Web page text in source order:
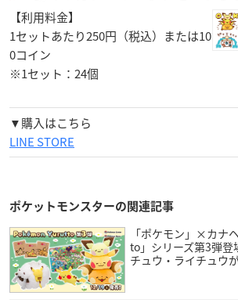
【利用料金】
1セットあたり250円（税込）または10
0コイン
※1セット：24個
▼購入はこちら
LINE STORE
ポケットモンスターの関連記事
「ポケモン」×カナ
to」シリーズ第3弾登
チュウ・ライチュウ